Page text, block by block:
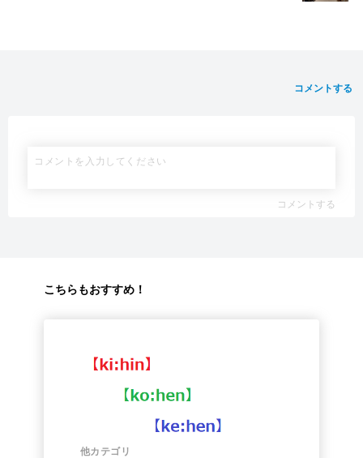
コメントする
コメントする
こちらもおすすめ！
他カテゴリ